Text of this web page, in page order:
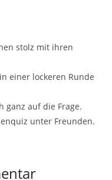
stolz mit ihren
einer lockeren Runde
ganz auf die Frage.
unter Freunden.